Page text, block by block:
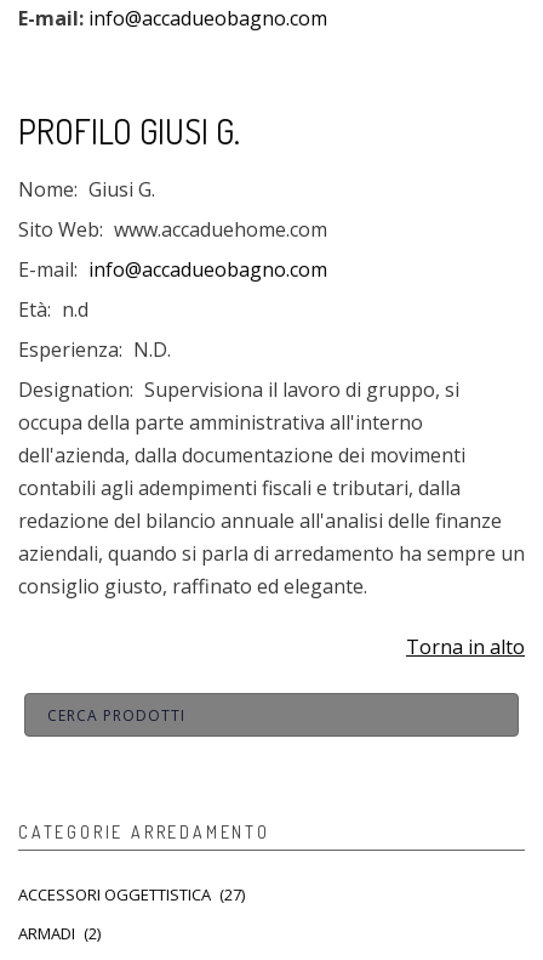
E-mail: info@accadueobagno.com
PROFILO GIUSI G.
Nome: Giusi G.
Sito Web: www.accaduehome.com
E-mail: info@accadueobagno.com
Età: n.d
Esperienza: N.D.
Designation: Supervisiona il lavoro di gruppo, si
occupa della parte amministrativa all'interno
dell'azienda, dalla documentazione dei movimenti
contabili agli adempimenti fiscali e tributari, dalla
redazione del bilancio annuale all'analisi delle finanze
aziendali, quando si parla di arredamento ha sempre un
consiglio giusto, raffinato ed elegante.
Torna in alto
CATEGORIE ARREDAMENTO
ACCESSORI OGGETTISTICA (27)
ARMADI (2)